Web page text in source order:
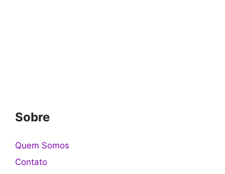
Sobre
Quem Somos
Contato